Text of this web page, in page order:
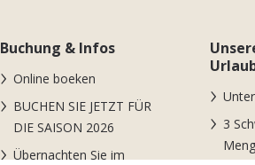
Buchung & Infos
Online boeken
BUCHEN SIE JETZT FÜR
DIE SAISON 2026
Übernachten Sie im
3